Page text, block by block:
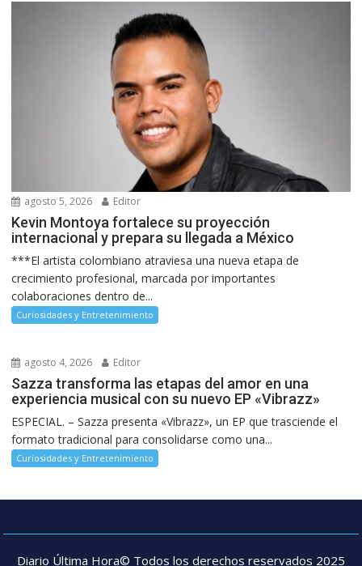
agosto 5, 2026 Editor
Kevin Montoya fortalece su proyección
internacional y prepara su llegada a México
***El artista colombiano atraviesa una nueva etapa de
crecimiento profesional, marcada por importantes
colaboraciones dentro de...
Curiosidades y Entretenimiento
agosto 4, 2026 Editor
Sazza transforma las etapas del amor en una
experiencia musical con su nuevo EP «Vibrazz»
ESPECIAL. – Sazza presenta «Vibrazz», un EP que trasciende el
formato tradicional para consolidarse como una...
Curiosidades y Entretenimiento
Diario Última Hora© Todos los derechos reservados 2025